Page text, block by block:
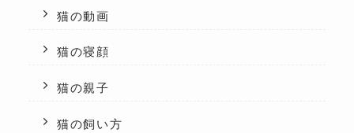
猫の動画
猫の寝顔
猫の親子
猫の飼い方